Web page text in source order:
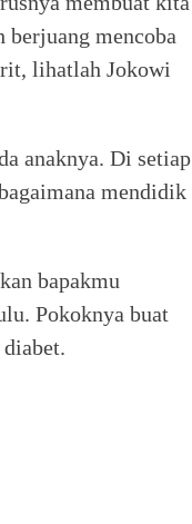
berjuang mencoba
lihatlah Jokowi
anaknya. Di setiap
mendidik
bapakmu
Pokoknya buat